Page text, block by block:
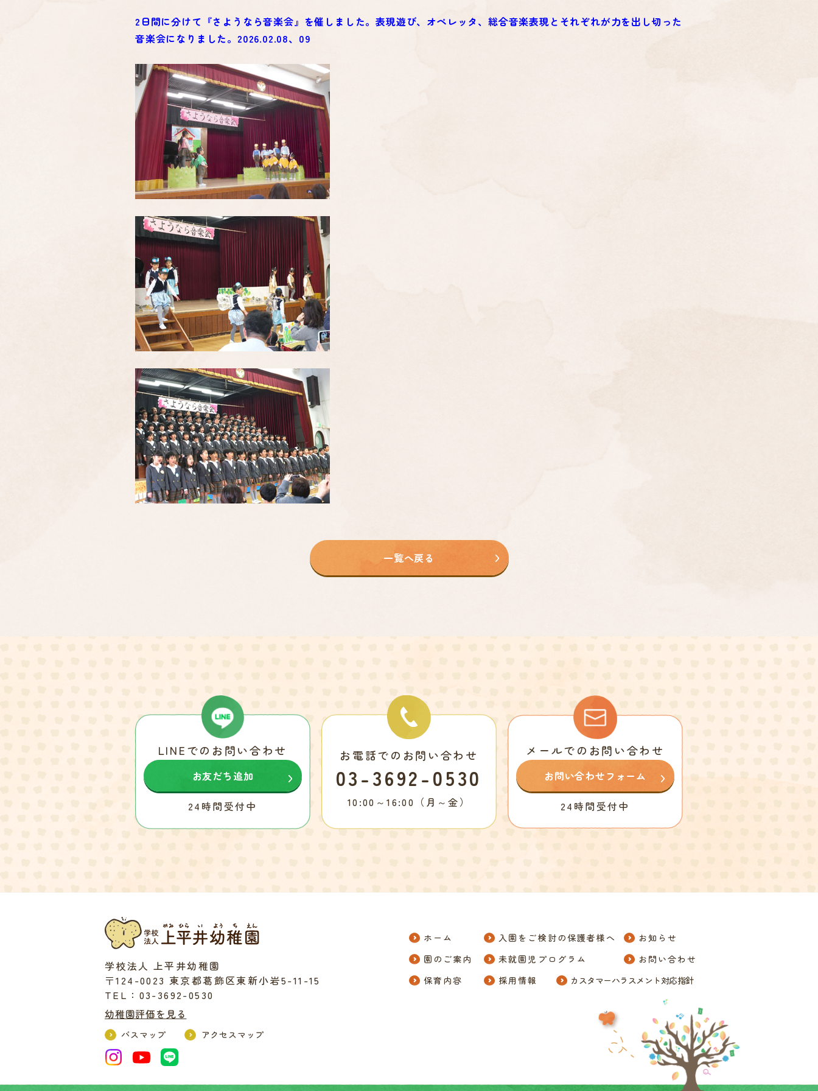
2日間に分けて『さようなら音楽会』を催しました。表現遊び、オペレッタ、総合音楽表現とそれぞれが力を出し切った
音楽会になりました。2026.02.08、09
一覧へ戻る
LINEでのお問い合わせ
お友だち追加
24時間受付中
お電話でのお問い合わせ
03-3692-0530
10:00～16:00（月～金）
メールでのお問い合わせ
お問い合わせフォーム
24時間受付中
学校法人 上平井幼稚園
〒124-0023 東京都葛飾区東新小岩5-11-15
TEL：03-3692-0530
幼稚園評価を見る
バスマップ アクセスマップ
ホーム 入園をご検討の保護者様へ
お知らせ
園のご案内
未就園児プログラム
お問い合わせ
保育内容
採用情報 カスタマーハラスメント対応指針